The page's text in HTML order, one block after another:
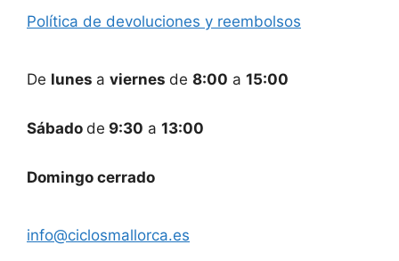
Política de devoluciones y reembolsos
De lunes a viernes de 8:00 a 15:00
Sábado de 9:30 a 13:00
Domingo cerrado
info@ciclosmallorca.es